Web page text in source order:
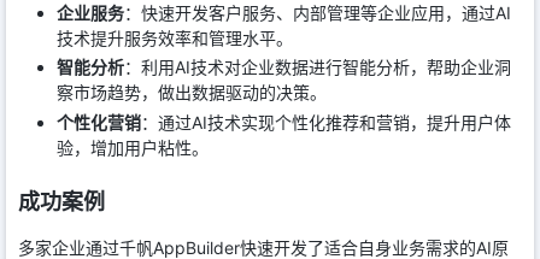
企业服务：快速开发客户服务、内部管理等企业应用，通过AI
技术提升服务效率和管理水平。
智能分析：利用AI技术对企业数据进行智能分析，帮助企业洞
察市场趋势，做出数据驱动的决策。
个性化营销：通过AI技术实现个性化推荐和营销，提升用户体
验，增加用户粘性。
成功案例
多家企业通过千帆AppBuilder快速开发了适合自身业务需求的AI原